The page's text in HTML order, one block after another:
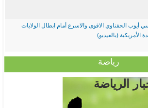
أيوب الحفناوي الاقوى والاسرع أمام ابطال الولايات
الأمريكية (بالفيديو)
رياضة
الرياضة